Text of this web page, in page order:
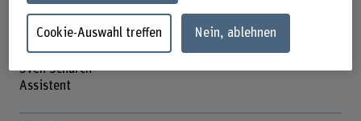
Sven Schürch
Assistent
Cookie-Auswahl treffen Nein, ablehnen